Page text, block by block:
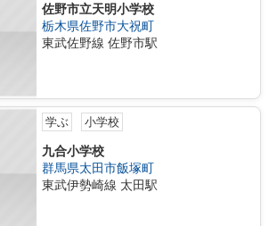
佐野市立天明小学校
栃木県佐野市大祝町
東武佐野線 佐野市駅
学ぶ 小学校
九合小学校
群馬県太田市飯塚町
東武伊勢崎線 太田駅